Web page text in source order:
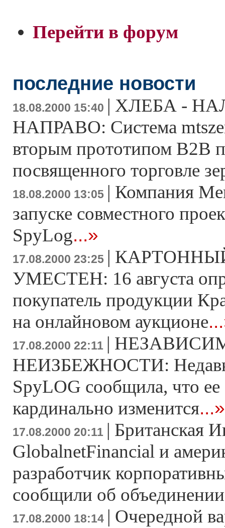
Перейти в форум
последние новости
18.08.2000 15:40 | ХЛЕБА -
НАПРАВО: Система
вторым прототипом В2В
посвященного торговле
18.08.2000 13:05 | Компания
запуске совместного
SpyLog...»
17.08.2000 23:25 |
УМЕСТЕН: 16 августа
покупатель продукции
на онлайновом аукционе
17.08.2000 22:11 |
НЕИЗБЕЖНОСТИ:
SpyLOG сообщила, что ее
кардинально изменится...»
17.08.2000 20:11 | Британская
GlobalnetFinancial и
разработчик
сообщили об объединении
17.08.2000 18:14 | Очередной